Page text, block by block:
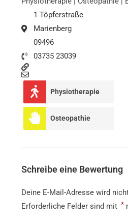
1 Töpferstraße
Marienberg
09496
03735 23039
Physiotherapie
Osteopathie
Schreibe eine Bewertung
Deine E-Mail-Adresse wird
Erforderliche Felder sind mit *